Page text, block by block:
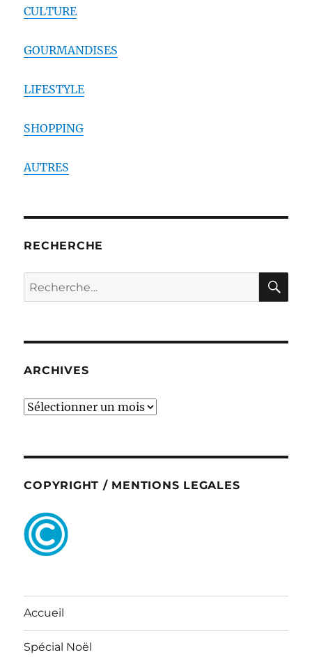
CULTURE
GOURMANDISES
LIFESTYLE
SHOPPING
AUTRES
RECHERCHE
Recherche
pour :
ARCHIVES
ARCHIVES
COPYRIGHT / MENTIONS LEGALES
Accueil
Spécial Noël